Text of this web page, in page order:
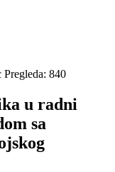
Pregleda: 840
u radni
sa